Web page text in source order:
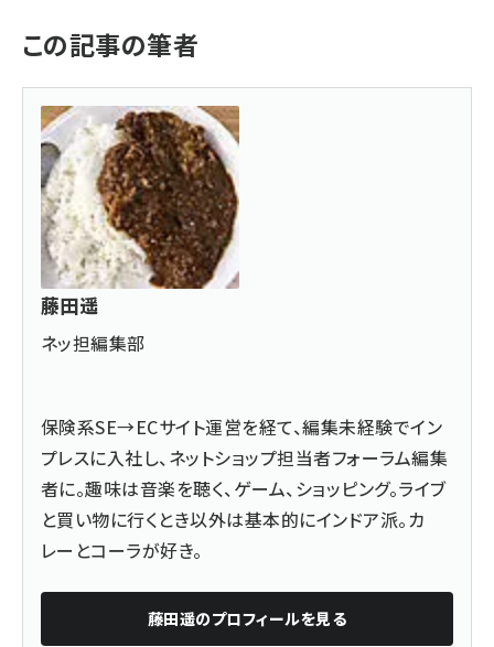
この記事の筆者
藤田遥
ネッ担編集部
保険系SE→ECサイト運営を経て、編集未経験でイン
プレスに入社し、ネットショップ担当者フォーラム編集
者に。趣味は音楽を聴く、ゲーム、ショッピング。ライブ
と買い物に行くとき以外は基本的にインドア派。カ
レーとコーラが好き。
藤田遥のプロフィールを見る